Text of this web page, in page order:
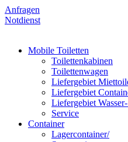
Anfragen
Notdienst
Mobile Toiletten
Toilettenkabinen
Toilettenwagen
Liefergebiet
Liefergebiet
Liefergebiet
Service
Container
Lagercontainer/